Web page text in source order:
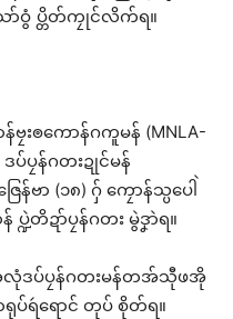
သာ်ဝွံ ပ္တိတ်ကၠုင်လိက်ရ။
န်ဗၠးၜကောန်ဂကူမန် (MNLA-
ဒပ်ပၠန်ဂတးဍုင်မန်
န်ဗာ (၁၈) ဂှ် ကၠောန်သ္ပပေါဲ
ပ္ဍဲတိဍာ်ပၠန်ဂတး မွဲဒၞာဲရ။
အလုံဒပ်ပၠန်ဂတးမန်တအ်သီုဖအို
ရဴရောင် တုပ် စိုတ်ရ။